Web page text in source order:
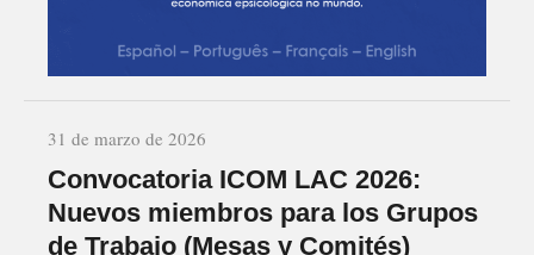
31 de marzo de 2026
Convocatoria ICOM LAC 2026:
Nuevos miembros para los Grupos
de Trabajo (Mesas y Comités)